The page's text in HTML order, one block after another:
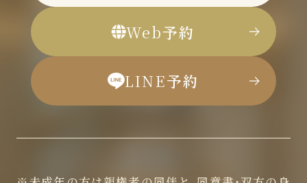
Web予約
LINE予約